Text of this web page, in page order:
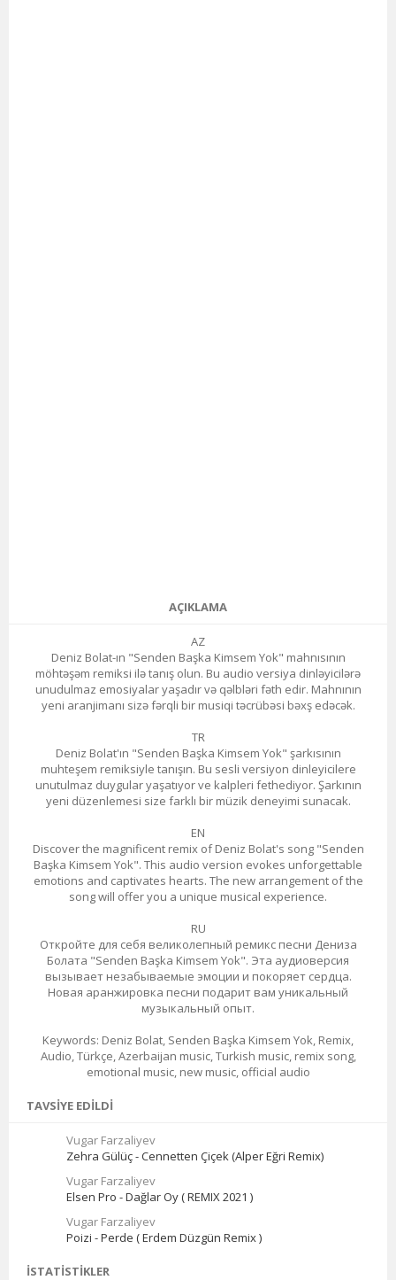
AÇIKLAMA
AZ
Deniz Bolat-ın "Senden Başka Kimsem Yok" mahnısının
möhtəşəm remiksi ilə tanış olun. Bu audio versiya dinləyicilərə
unudulmaz emosiyalar yaşadır və qəlbləri fəth edir. Mahnının
yeni aranjimanı sizə fərqli bir musiqi təcrübəsi bəxş edəcək.
TR
Deniz Bolat'ın "Senden Başka Kimsem Yok" şarkısının
muhteşem remiksiyle tanışın. Bu sesli versiyon dinleyicilere
unutulmaz duygular yaşatıyor ve kalpleri fethediyor. Şarkının
yeni düzenlemesi size farklı bir müzik deneyimi sunacak.
EN
Discover the magnificent remix of Deniz Bolat's song "Senden
Başka Kimsem Yok". This audio version evokes unforgettable
emotions and captivates hearts. The new arrangement of the
song will offer you a unique musical experience.
RU
Откройте для себя великолепный ремикс песни Дениза
Болата "Senden Başka Kimsem Yok". Эта аудиоверсия
вызывает незабываемые эмоции и покоряет сердца.
Новая аранжировка песни подарит вам уникальный
музыкальный опыт.
Keywords: Deniz Bolat, Senden Başka Kimsem Yok, Remix,
Audio, Türkçe, Azerbaijan music, Turkish music, remix song,
emotional music, new music, official audio
TAVSIYE EDILDI
Vugar Farzaliyev
Zehra Gülüç - Cennetten Çiçek (Alper Eğri Remix)
Vugar Farzaliyev
Elsen Pro - Dağlar Oy ( REMIX 2021 )
Vugar Farzaliyev
Poizi - Perde ( Erdem Düzgün Remix )
İSTATISTIKLER